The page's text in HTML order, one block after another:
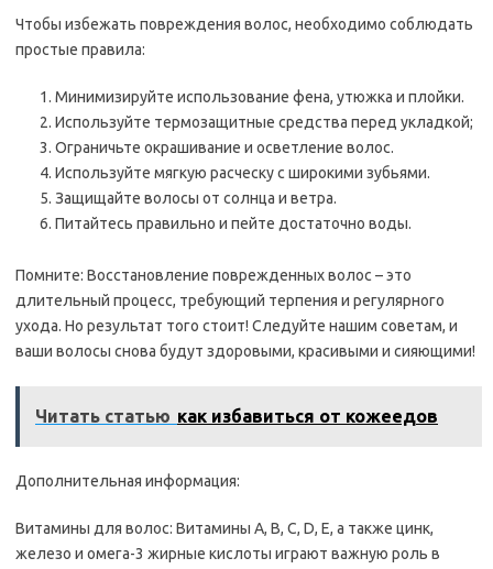
Чтобы избежать повреждения волос, необходимо соблюдать
простые правила:
Минимизируйте использование фена, утюжка и плойки.
Используйте термозащитные средства перед укладкой;
Ограничьте окрашивание и осветление волос.
Используйте мягкую расческу с широкими зубьями.
Защищайте волосы от солнца и ветра.
Питайтесь правильно и пейте достаточно воды.
Помните: Восстановление поврежденных волос – это
длительный процесс, требующий терпения и регулярного
ухода. Но результат того стоит! Следуйте нашим советам, и
ваши волосы снова будут здоровыми, красивыми и сияющими!
Читать статью как избавиться от кожеедов
Дополнительная информация:
Витамины для волос: Витамины A, B, C, D, E, а также цинк,
железо и омега-3 жирные кислоты играют важную роль в